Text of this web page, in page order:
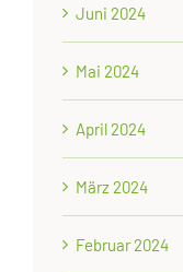
Juni 2024
Mai 2024
April 2024
März 2024
Februar 2024